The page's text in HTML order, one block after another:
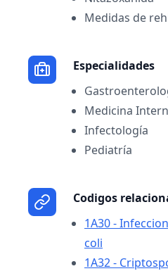
Medidas de
Especialidades
Medicina
Infectología
Pediatría
Codigos
1A30 -
coli
1A32 -